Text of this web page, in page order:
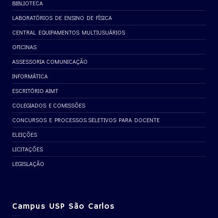
BIBLIOTECA
LABORATÓRIOS DE ENSINO DE FÍSICA
CENTRAL EQUIPAMENTOS MULTIUSUÁRIOS
OFICINAS
ASSESSORIA COMUNICAÇÃO
INFORMÁTICA
ESCRITÓRIO AIMT
COLEGIADOS E COMISSÕES
CONCURSOS E PROCESSOS SELETIVOS PARA DOCENTE
ELEIÇÕES
LICITAÇÕES
LEGISLAÇÃO
Campus USP São Carlos